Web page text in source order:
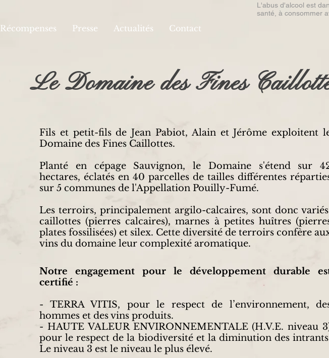
L'abus d'alcool est
santé, à consommer
Récompenses Presse Actualités Contact
Le Domaine des Fines
Fils et petit-fils de Jean Pabiot, Alain et Jérôme exploitent
Domaine des Fines Caillottes.
Planté en cépage Sauvignon, le Domaine s'étend sur
hectares, éclatés en 40 parcelles de tailles différentes
sur 5 communes de l'Appellation Pouilly-Fumé.
Les terroirs, principalement argilo-calcaires, sont donc
caillottes (pierres calcaires), marnes à petites huîtres
plates fossilisées) et silex. Cette diversité de terroirs confère
vins du domaine leur complexité aromatique.
Notre engagement pour le développement durable
certifié :
- TERRA VITIS, pour le respect de l’environnement,
hommes et des vins produits.
- HAUTE VALEUR ENVIRONNEMENTALE (H.V.E. niveau
pour le respect de la biodiversité et la diminution des
Le niveau 3 est le niveau le plus élevé.